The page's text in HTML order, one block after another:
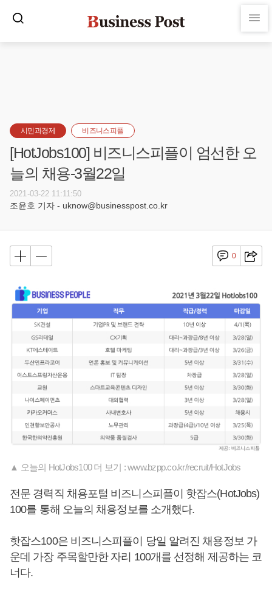
시민과경제 비즈니스피플
[HotJobs100] 비즈니스피플이 엄선한 오
늘의 채용-3월22일
2021-03-22 11:11:50
조윤호 기자 - uknow@businesspost.co.kr
0
▲ 오늘의 HotJobs100 더 보기 : www.bzpp.co.kr/recruit/HotJobs
전문 경력직 채용포털 비즈니스피플이 핫잡스(HotJobs)
100를 통해 오늘의 채용정보를 소개했다.
핫잡스100은 비즈니스피플이 당일 알려진 채용정보 가
운데 가장 주목할만한 자리 100개를 선정해 제공하는 코
너다.